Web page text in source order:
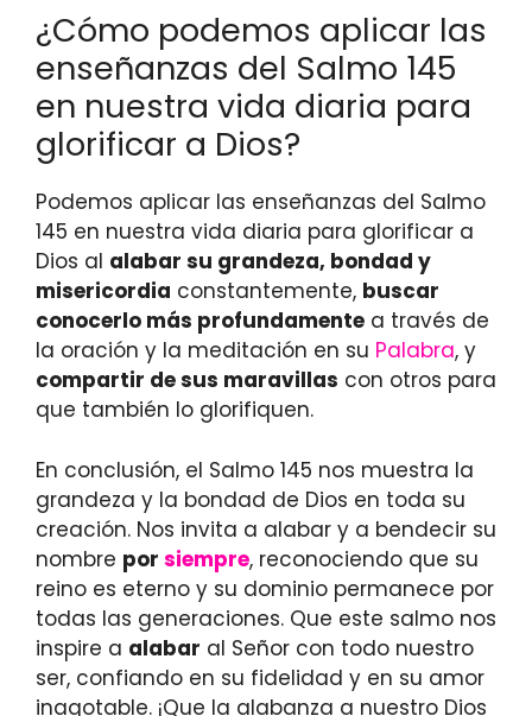
¿Cómo podemos aplicar las
enseñanzas del Salmo 145
en nuestra vida diaria para
glorificar a Dios?
Podemos aplicar las enseñanzas del Salmo
145 en nuestra vida diaria para glorificar a
Dios al alabar su grandeza, bondad y
misericordia constantemente, buscar
conocerlo más profundamente a través de
la oración y la meditación en su Palabra, y
compartir de sus maravillas con otros para
que también lo glorifiquen.
En conclusión, el Salmo 145 nos muestra la
grandeza y la bondad de Dios en toda su
creación. Nos invita a alabar y a bendecir su
nombre por siempre, reconociendo que su
reino es eterno y su dominio permanece por
todas las generaciones. Que este salmo nos
inspire a alabar al Señor con todo nuestro
ser, confiando en su fidelidad y en su amor
inagotable. ¡Que la alabanza a nuestro Dios